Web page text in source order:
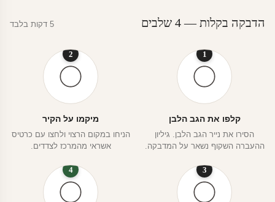
הדבקה בקלות — 4 שלבים 5 דקות בלבד
1
קלפו את הגב הלבן
הסירו את נייר הגב הלבן. גיליון
ההעברה השקוף נשאר על המדבקה.
2
מיקמו על הקיר
הניחו במקום הרצוי ולחצו עם כרטיס
אשראי מהמרכז לצדדים.
3
4